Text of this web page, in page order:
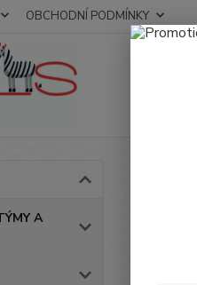
OBCHODNÍ PODMÍNKY
A